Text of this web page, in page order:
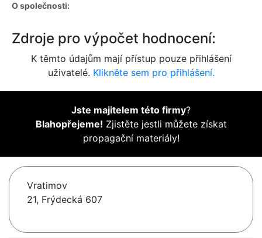
O společnosti:
Zdroje pro výpočet hodnocení:
K těmto údajům mají přístup pouze přihlášení
uživatelé. Klikněte sem pro přihlášení.
Jste majitelem této firmy?
Blahopřejeme! Zjistěte jestli můžete získat
propagační materiály!
Vratimov
21, Frýdecká 607